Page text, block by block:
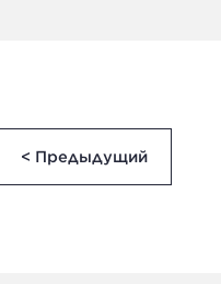
< Предыдущий